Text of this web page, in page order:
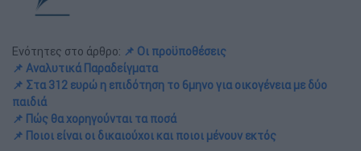
Ενότητες στο άρθρο: 📌 Οι προϋποθέσεις
📌 Αναλυτικά Παραδείγματα
📌 Στα 312 ευρώ η επιδότηση το 6μηνο για οικογένεια με δύο
παιδιά
📌 Πώς θα χορηγούνται τα ποσά
📌 Ποιοι είναι οι δικαιούχοι και ποιοι μένουν εκτός